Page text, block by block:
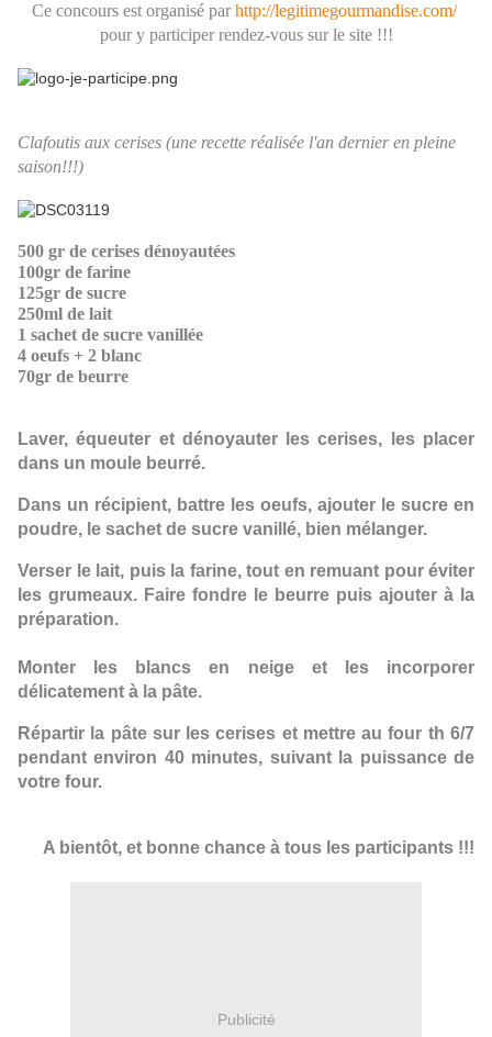
Ce concours est organisé par http://legitimegourmandise.com/
pour y participer rendez-vous sur le site !!!
Clafoutis aux cerises (une recette réalisée l'an dernier en pleine
saison!!!)
500 gr de cerises dénoyautées
100gr de farine
125gr de sucre
250ml de lait
1 sachet de sucre vanillée
4 oeufs + 2 blanc
70gr de beurre
Laver, équeuter et dénoyauter les cerises, les placer
dans un moule beurré.
Dans un récipient, battre les oeufs, ajouter le sucre en
poudre, le sachet de sucre vanillé, bien mélanger.
Verser le lait, puis la farine, tout en remuant pour éviter
les grumeaux. Faire fondre le beurre puis ajouter à la
préparation.
Monter les blancs en neige et les incorporer
délicatement à la pâte.
Répartir la pâte sur les cerises et mettre au four th 6/7
pendant environ 40 minutes, suivant la puissance de
votre four.
A bientôt, et bonne chance à tous les participants !!!
Publicité